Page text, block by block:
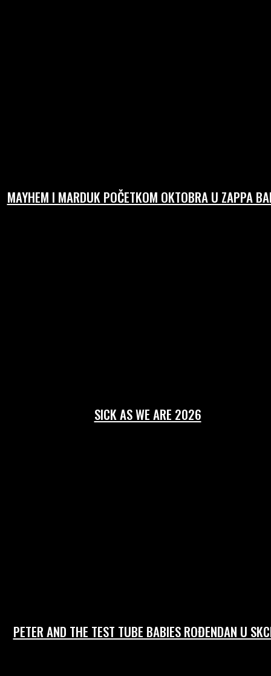
MAYHEM I MARDUK POČETKOM OKTOBRA U ZAPPA
SICK AS WE ARE 2026
PETER AND THE TEST TUBE BABIES ROĐENDAN U